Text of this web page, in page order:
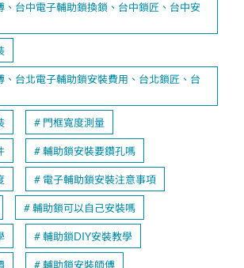
、台中電子輔助鎖換鎖、台中鎖匠、台中安
、台北電子輔助鎖安裝費用、台北鎖匠、台
門框寬度測量
輔助鎖安裝要鑽孔嗎
電子輔助鎖安裝注意事項
輔助鎖可以自己安裝嗎
輔助鎖DIY安裝教學
輔助鎖安裝師傅